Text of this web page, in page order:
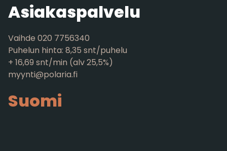
Asiakaspalvelu
Vaihde 020 7756340
Puhelun hinta: 8,35 snt/puhelu
+ 16,69 snt/min (alv 25,5%)
myynti@polaria.fi
Suomi